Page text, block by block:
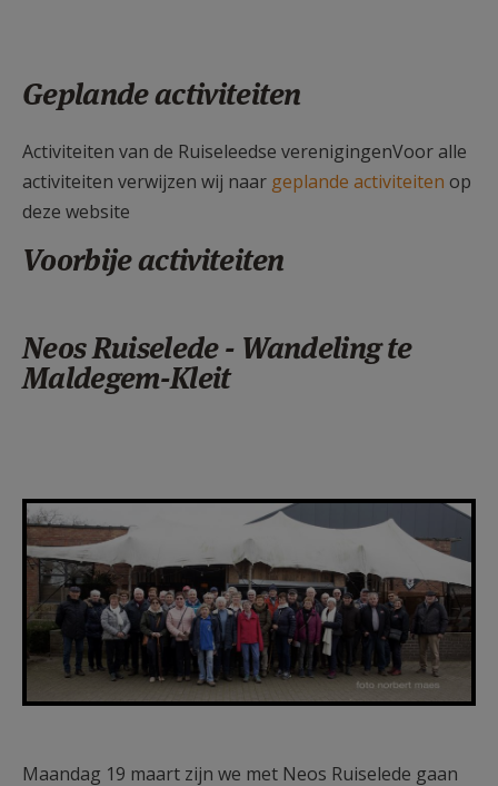
Geplande activiteiten
Activiteiten van de Ruiseleedse verenigingenVoor alle
activiteiten verwijzen wij naar geplande activiteiten op
deze website
Voorbije activiteiten
Neos Ruiselede - Wandeling te
Maldegem-Kleit
F1250g13.jpg
Maandag 19 maart zijn we met Neos Ruiselede gaan